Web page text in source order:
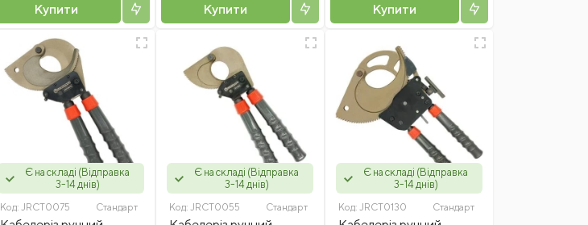
Купити Купити Купити
Є на складі (Відправка
3-14 днів)
Код: JRCT0075 Стандарт
Є на складі (Відправка
3-14 днів)
Код: JRCT0055 Стандарт
Є на складі (Відправка
3-14 днів)
Код: JRCT0130 Стандарт